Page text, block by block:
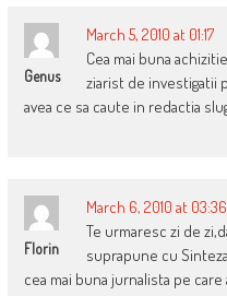
Genus
March 5, 2010 at 01:17
Cea mai buna
ziarist de investigatii
avea ce sa caute in redactia
Florin
March 6, 2010 at 03:36
Te urmaresc zi de
suprapune cu
cea mai buna jurnalista pe